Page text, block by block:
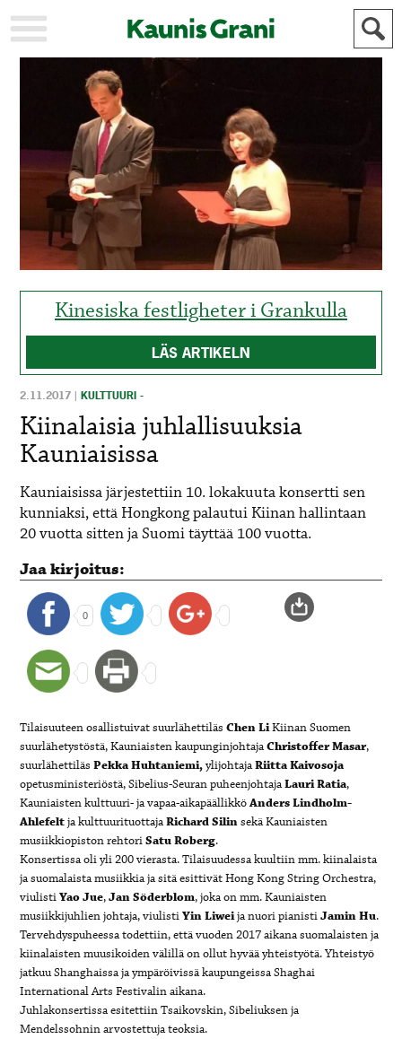
KAUPUNKI
STADEN
AJANKOHTAISTA
URHEILU
KULTTUURI
HISTORIA
HISTORIA
YLEINEN
ALLMÄN
MAINOSTAJILLE
ANNONSÖRER
Kinesiska festligheter i Grankulla
LÄS ARTIKELN
2.11.2017 |KULTTUURI -
Kiinalaisia juhlallisuuksia
Kauniaisissa
Kauniaisissa järjestettiin 10. lokakuuta konsertti sen
kunniaksi, että Hongkong palautui Kiinan hallintaan
20 vuotta sitten ja Suomi täyttää 100 vuotta.
Jaa kirjoitus:
0
Tilaisuuteen osallistuivat suurlähettiläsChen LiKiinan Suomen
suurlähetystöstä, Kauniaisten kaupunginjohtajaChristoffer Masar,
suurlähettiläsPekka Huhtaniemi,ylijohtajaRiitta Kaivosoja
opetusministeriöstä, Sibelius-Seuran puheenjohtajaLauri Ratia,
Kauniaisten kulttuuri- ja vapaa-aikapäällikköAnders Lindholm-
Ahlefeltja kulttuurituottajaRichard Silinsekä Kauniaisten
musiikkiopiston rehtoriSatu Roberg.
Konsertissa oli yli 200 vierasta. Tilaisuudessa kuultiin mm. kiinalaista
ja suomalaista musiikkia ja sitä esittivät Hong Kong String Orchestra,
viulistiYao Jue,Jan Söderblom, joka on mm. Kauniaisten
musiikkijuhlien johtaja, viulistiYin Liweija nuori pianistiJamin Hu.
Tervehdyspuheessa todettiin, että vuoden 2017 aikana suomalaisten ja
kiinalaisten muusikoiden välillä on ollut hyvää yhteistyötä. Yhteistyö
jatkuu Shanghaissa ja ympäröivissä kaupungeissa Shaghai
International Arts Festivalin aikana.
Juhlakonsertissa esitettiin Tsaikovskin, Sibeliuksen ja
Mendelssohnin arvostettuja teoksia.